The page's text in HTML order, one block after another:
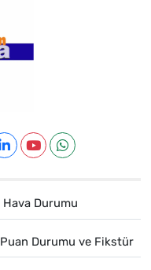
Hava Durumu
Puan Durumu ve Fikstür